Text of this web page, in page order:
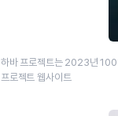
하바 프로젝트는 2023년 100
프로젝트 웹사이트